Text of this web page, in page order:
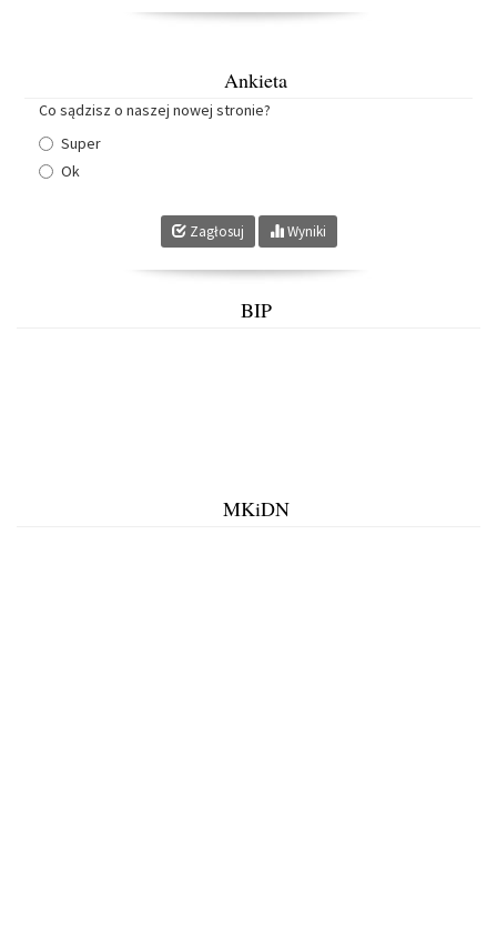
Ankieta
Co sądzisz o naszej nowej stronie?
Super
Ok
Zagłosuj Wyniki
BIP
MKiDN